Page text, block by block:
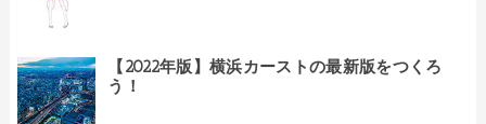
【2022年版】横浜カーストの最新版をつくろ
う！